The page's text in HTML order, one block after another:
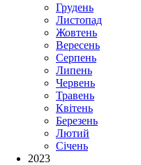
Грудень
Листопад
Жовтень
Вересень
Серпень
Липень
Червень
Травень
Квітень
Березень
Лютий
Січень
2023